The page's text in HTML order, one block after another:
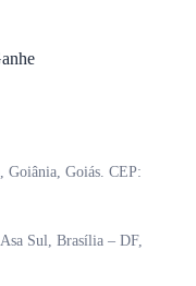
Goiânia, Goiás. CEP:
Sul, Brasília – DF,